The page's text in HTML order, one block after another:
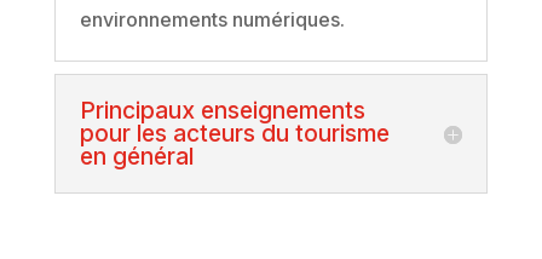
environnements numériques.
Principaux enseignements
pour les acteurs du tourisme
en général